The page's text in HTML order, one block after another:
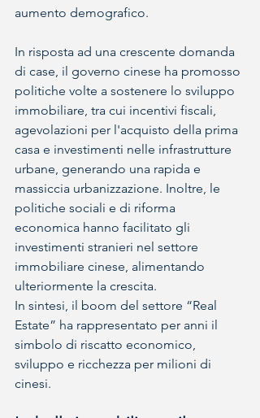
aumento demografico.
In risposta ad una crescente domanda
di case, il governo cinese ha promosso
politiche volte a sostenere lo sviluppo
immobiliare, tra cui incentivi fiscali,
agevolazioni per l'acquisto della prima
casa e investimenti nelle infrastrutture
urbane, generando una rapida e
massiccia urbanizzazione. Inoltre, le
politiche sociali e di riforma
economica hanno facilitato gli
investimenti stranieri nel settore
immobiliare cinese, alimentando
ulteriormente la crescita.
In sintesi, il boom del settore “Real
Estate” ha rappresentato per anni il
simbolo di riscatto economico,
sviluppo e ricchezza per milioni di
cinesi.